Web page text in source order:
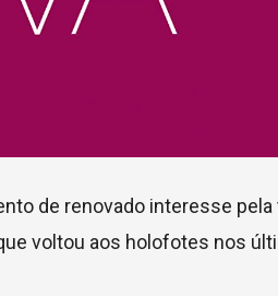
de renovado interesse
voltou aos holofotes nos